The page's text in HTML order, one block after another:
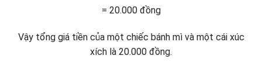
= 20.000 đồng
Vậy tổng giá tiền của một chiếc bánh mì và một cái xúc
xích là 20.000 đồng.